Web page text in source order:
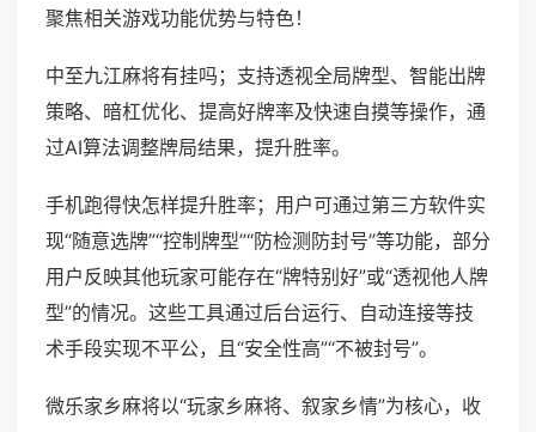
聚焦相关游戏功能优势与特色！
中至九江麻将有挂吗；支持透视全局牌型、智能出牌
策略、暗杠优化、提高好牌率及快速自摸等操作，通
过AI算法调整牌局结果，提升胜率。
手机跑得快怎样提升胜率；用户可通过第三方软件实
现“随意选牌”“控制牌型”“防检测防封号”等功能，部分
用户反映其他玩家可能存在“牌特别好”或“透视他人牌
型”的情况。这些工具通过后台运行、自动连接等技
术手段实现不平公，且“安全性高”“不被封号”。
微乐家乡麻将以“玩家乡麻将、叙家乡情”为核心，收